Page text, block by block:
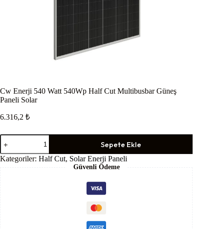
Cw Enerji 540 Watt 540Wp Half Cut Multibusbar Güneş
Paneli Solar
6.316,2 ₺
Cw
Enerji
540
Watt
Sepete Ekle
Kategoriler: Half Cut, Solar Enerji Paneli
Güvenli Ödeme